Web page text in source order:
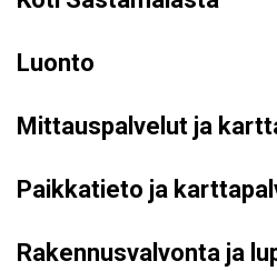
Luonto
Mittauspalvelut ja
Paikkatieto ja
Rakennusvalvonta ja